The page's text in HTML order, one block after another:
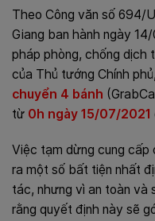
Theo Công văn số 694/
Giang ban hành ngày
pháp phòng, chống dịch
của Thủ tướng Chính
chuyển 4 bánh
từ 0h ngày 15/07/2021
Việc tạm dừng cung
ra một số bất tiện nhất
tác, nhưng vì an toàn và
rằng quyết định này sẽ